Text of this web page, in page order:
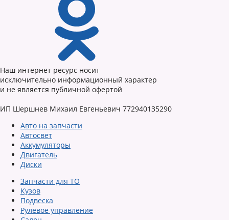
Наш интернет ресурс носит
исключительно информационный характер
и не является публичной офертой
ИП Шершнев Михаил Евгеньевич 772940135290
Авто на запчасти
Автосвет
Аккумуляторы
Двигатель
Диски
Запчасти для ТО
Кузов
Подвеска
Рулевое управление